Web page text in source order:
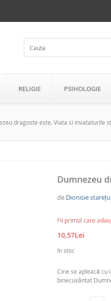
RELIGIE PSIHOLOGIE
dragoste este. Viata si invataturile
Dumnezeu
de Dionisie
Fii primul care
10,57Lei
In stoc
Cine se apleacă
binecuvântat